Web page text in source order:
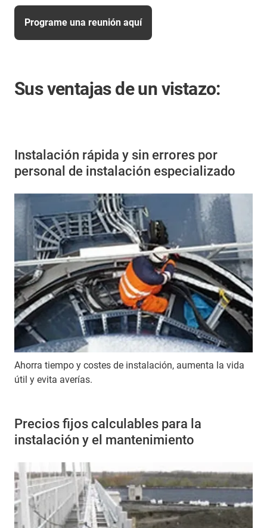
Programe una reunión aquí
Sus ventajas de un vistazo:
Instalación rápida y sin errores por
personal de instalación especializado
Ahorra tiempo y costes de instalación, aumenta la vida
útil y evita averías.
Precios fijos calculables para la
instalación y el mantenimiento